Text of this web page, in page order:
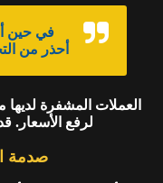
في حين
أحذر من
العملات المشفرة
لرفع الأسعار.
صدمة